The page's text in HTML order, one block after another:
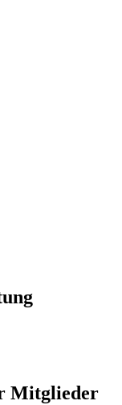
Mitglieder